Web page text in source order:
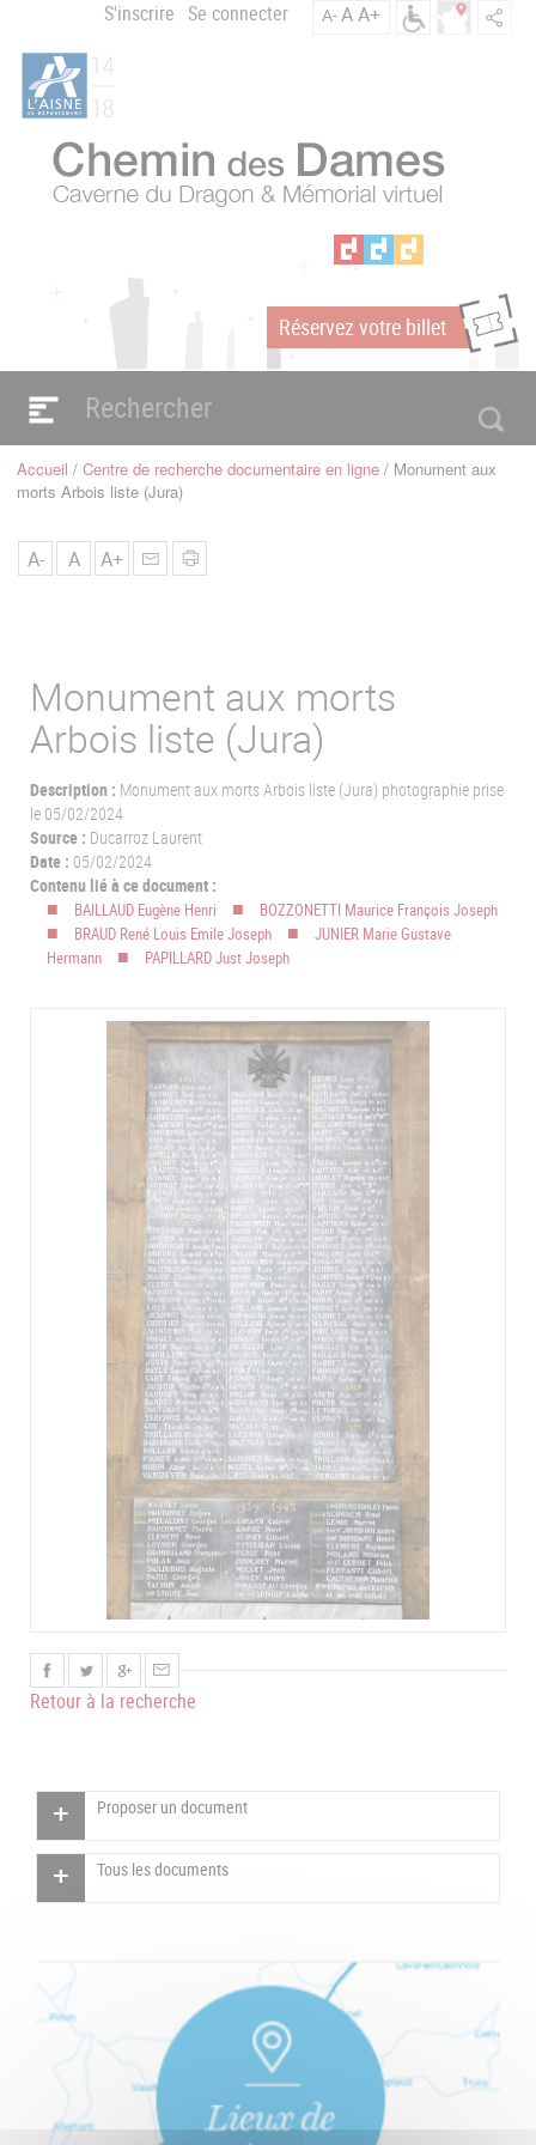
contenu
principal
Menu
du
compte
l'utilisateur
S'inscrire Se connecter A-AA+
i
n
a
m
e
Réservez votre billet
Navigation
principale
Fil
Accueil Centre de recherche documentaire en ligne Monument aux
morts Arbois liste (Jura)
A- A A+
Monument aux morts
Arbois liste (Jura)
Description : Monument aux morts Arbois liste (Jura) photographie prise
le 05/02/2024
Source : Ducarroz Laurent
Date : 05/02/2024
Contenu lié à ce document :
BAILLAUD Eugène Henri
BOZZONETTI Maurice François Joseph
BRAUD René Louis Emile Joseph
JUNIER Marie Gustave
Hermann
PAPILLARD Just Joseph
Retour à la recherche
Proposer un document
Tous les documents